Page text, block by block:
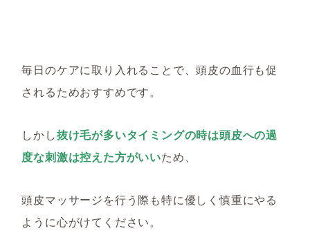
毎日のケアに取り入れることで、頭皮の血行も促
されるためおすすめです。
しかし抜け毛が多いタイミングの時は頭皮への過
度な刺激は控えた方がいいため、
頭皮マッサージを行う際も特に優しく慎重にやる
ように心がけてください。